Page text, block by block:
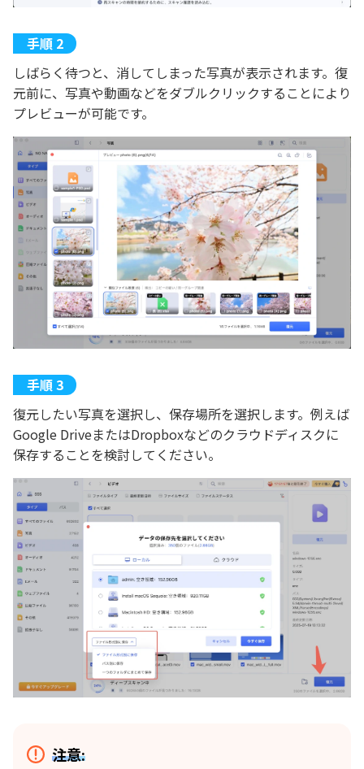
しばらく待つと、消してしまった写真が表示されます。復
元前に、写真や動画などをダブルクリックすることにより
プレビューが可能です。
復元したい写真を選択し、保存場所を選択します。例えば
Google DriveまたはDropboxなどのクラウドディスクに
保存することを検討してください。
注意: